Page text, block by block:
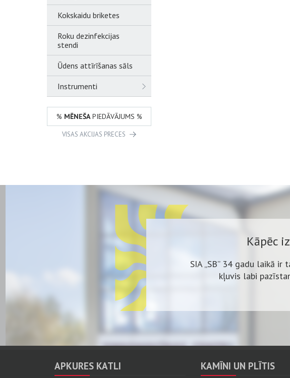
Kokskaidu briketes
Roku dezinfekcijas
stendi
Ūdens attīrīšanas sāls
Instrumenti
% MĒNEŠAPIEDĀVĀJUMS %
VISAS AKCIJAS PRECES
Kāpēc
SIA „SB” 34 gadu laikā
kļuvis labi
Kāpēc
Plašs klāsts, izdevīgas
APKURES KATLI KAMĪNI UN PLĪTIS